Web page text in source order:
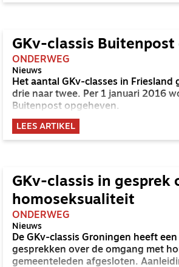
de door de drie gemeenten beleden
moeten gelden'.
GKv-classis Buitenpost
ONDERWEG
Nieuws
Het aantal GKv-classes in Friesland
drie naar twee. Per 1 januari 2016
Buitenpost opgeheven.
LEES ARTIKEL
GKv-classis in gesprek
homoseksualiteit
ONDERWEG
Nieuws
De GKv-classis Groningen heeft een
gesprekken over de omgang met
gemeenteleden afgesloten.